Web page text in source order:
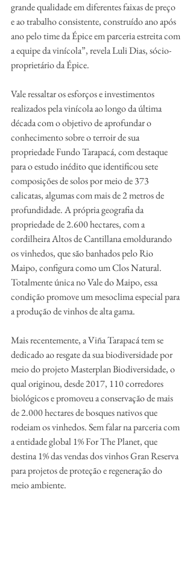
grande qualidade em diferentes faixas de preço
e ao trabalho consistente, construído ano após
ano pelo time da Épice em parceria estreita com
a equipe da vinícola”, revela Luli Dias, sócio-
proprietário da Épice.
Vale ressaltar os esforços e investimentos
realizados pela vinícola ao longo da última
década com o objetivo de aprofundar o
conhecimento sobre o terroir de sua
propriedade Fundo Tarapacá, com destaque
para o estudo inédito que identificou sete
composições de solos por meio de 373
calicatas, algumas com mais de 2 metros de
profundidade. A própria geografia da
propriedade de 2.600 hectares, com a
cordilheira Altos de Cantillana emoldurando
os vinhedos, que são banhados pelo Rio
Maipo, configura como um Clos Natural.
Totalmente única no Vale do Maipo, essa
condição promove um mesoclima especial para
a produção de vinhos de alta gama.
Mais recentemente, a Viña Tarapacá tem se
dedicado ao resgate da sua biodiversidade por
meio do projeto Masterplan Biodiversidade, o
qual originou, desde 2017, 110 corredores
biológicos e promoveu a conservação de mais
de 2.000 hectares de bosques nativos que
rodeiam os vinhedos. Sem falar na parceria com
a entidade global 1% For The Planet, que
destina 1% das vendas dos vinhos Gran Reserva
para projetos de proteção e regeneração do
meio ambiente.